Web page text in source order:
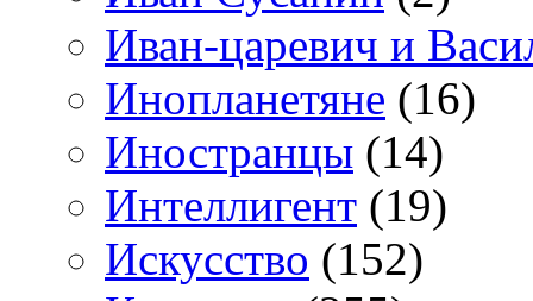
Иван-царевич и
Инопланетяне (16)
Иностранцы (14)
Интеллигент (19)
Искусство (152)